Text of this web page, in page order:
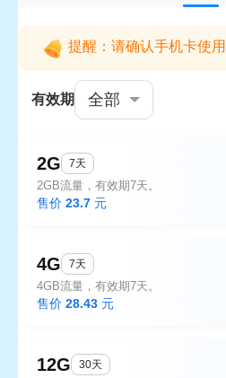
提醒：请确认手机卡使
有效期 全部
2G 7天
2GB流量，有效期7天。
售价 23.7 元
4G 7天
4GB流量，有效期7天。
售价 28.43 元
12G 30天